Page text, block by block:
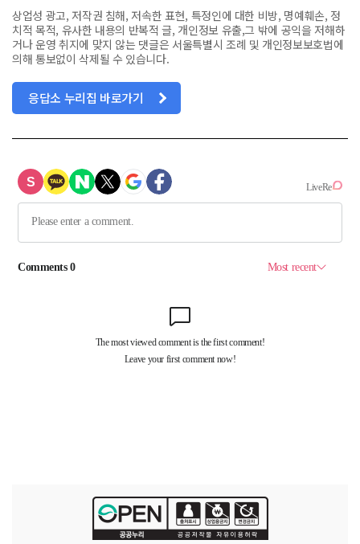
상업성 광고, 저작권 침해, 저속한 표현, 특정인에 대한 비방, 명예훼손, 정
치적 목적, 유사한 내용의 반복적 글, 개인정보 유출,그 밖에 공익을 저해하
거나 운영 취지에 맞지 않는 댓글은 서울특별시 조례 및 개인정보보호법에
의해 통보없이 삭제될 수 있습니다.
응답소 누리집 바로가기